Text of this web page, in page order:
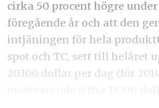
cirka 50 procent högre under
föregående år och att den
intjäningen för hela
spot och TC, sett till helåret
20.100 dollar per dag (för